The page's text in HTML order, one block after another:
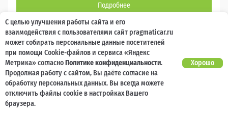
Подробнее
Перезвоним за минуту
С целью улучшения работы сайта и его
взаимодействия с пользователями сайт pragmaticar.ru
может собирать персональные данные посетителей
при помощи Cookie-файлов и сервиса «Яндекс
Метрика» согласноПолитике конфиденциальности.
Продолжая работу с сайтом, Вы даёте согласие на
обработку персональных данных. Вы всегда можете
отключить файлы cookie в настройках Вашего
браузера.
Хорошо